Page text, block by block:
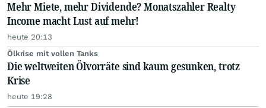
Mehr Miete, mehr Dividende? Monatszahler Realty
Income macht Lust auf mehr!
heute 20:13
Ölkrise mit vollen Tanks
Die weltweiten Ölvorräte sind kaum gesunken, trotz
Krise
heute 19:28